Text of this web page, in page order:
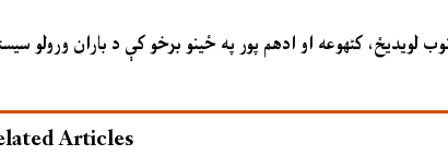
کٹھوعه او ادهم پور په ځینو برخو کې د باران ورولو
Articles